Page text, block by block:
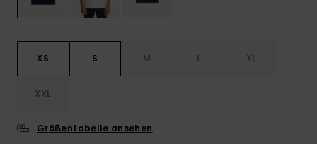
XS S M L XL
XXL
Größentabelle ansehen